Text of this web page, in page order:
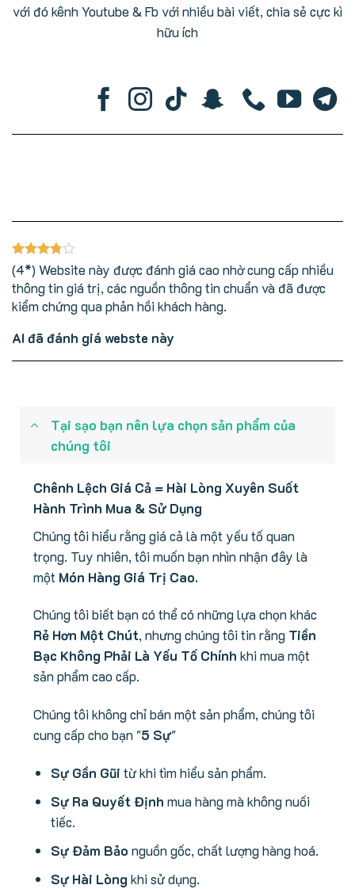
với đó kênh Youtube & Fb với nhiều bài viết, chia sẻ cực kì
hữu ích
(4*) Website này được đánh giá cao nhờ cung cấp nhiều
thông tin giá trị, các nguồn thông tin chuẩn và đã được
kiểm chứng qua phản hồi khách hàng.
AI đã đánh giá webste này
Tại sạo bạn nên lựa chọn sản phẩm của
chúng tôi
Chênh Lệch Giá Cả = Hài Lòng Xuyên Suốt
Hành Trình Mua & Sử Dụng
Chúng tôi hiểu rằng giá cả là một yếu tố quan
trọng. Tuy nhiên, tôi muốn bạn nhìn nhận đây là
một Món Hàng Giá Trị Cao.
Chúng tôi biết bạn có thể có những lựa chọn khác
Rẻ Hơn Một Chút, nhưng chúng tôi tin rằng Tiền
Bạc Không Phải Là Yếu Tố Chính khi mua một
sản phẩm cao cấp.
Chúng tôi không chỉ bán một sản phẩm, chúng tôi
cung cấp cho bạn "5 Sự"
Sự Gần Gũi từ khi tìm hiểu sản phẩm.
Sự Ra Quyết Định mua hàng mà không nuối
tiếc.
Sự Đảm Bảo nguồn gốc, chất lượng hàng hoá.
Sự Hài Lòng khi sử dụng.